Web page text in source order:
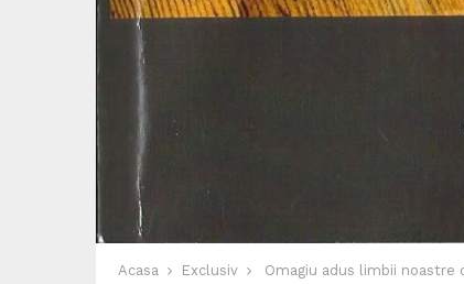
Acasa Exclusiv Omagiu adus limbii